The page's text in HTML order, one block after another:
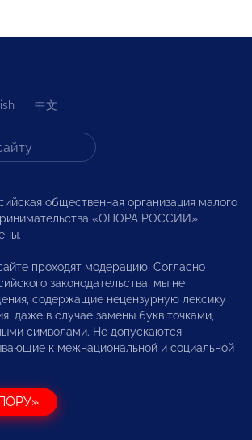
中文
общественная организация малого
«ОПОРА РОССИИ».
проходят модерацию. Согласно
законодательства, мы не
содержащие нецензурную лексику
даже в случае замены букв точками,
символами. Не допускаются
к межнациональной и социальной